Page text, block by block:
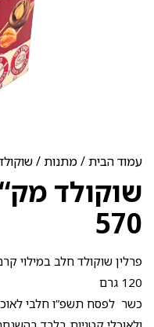
עמוד הבית /מתנות /
שוקולד
570
פרלין שוקולד חלב במילוי
120 גרם
כשר לפסח תשפ”ו חלבי